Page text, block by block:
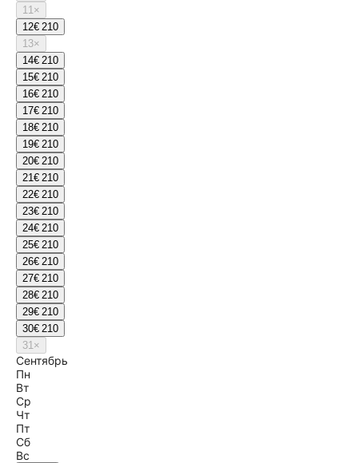
11×
12€ 210
13×
14€ 210
15€ 210
16€ 210
17€ 210
18€ 210
19€ 210
20€ 210
21€ 210
22€ 210
23€ 210
24€ 210
25€ 210
26€ 210
27€ 210
28€ 210
29€ 210
30€ 210
31×
Сентябрь
Пн
Вт
Ср
Чт
Пт
Сб
Вс